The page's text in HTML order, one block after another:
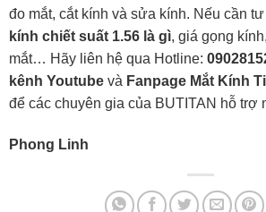
đo mắt, cắt kính và sửa kính. Nếu cần
kính chiết suất 1.56 là gì, giá gọng
mắt… Hãy liên hệ qua Hotline:
kênh Youtube và Fanpage Mắt Kính
để các chuyên gia của BUTITAN hỗ trợ
Phong Linh